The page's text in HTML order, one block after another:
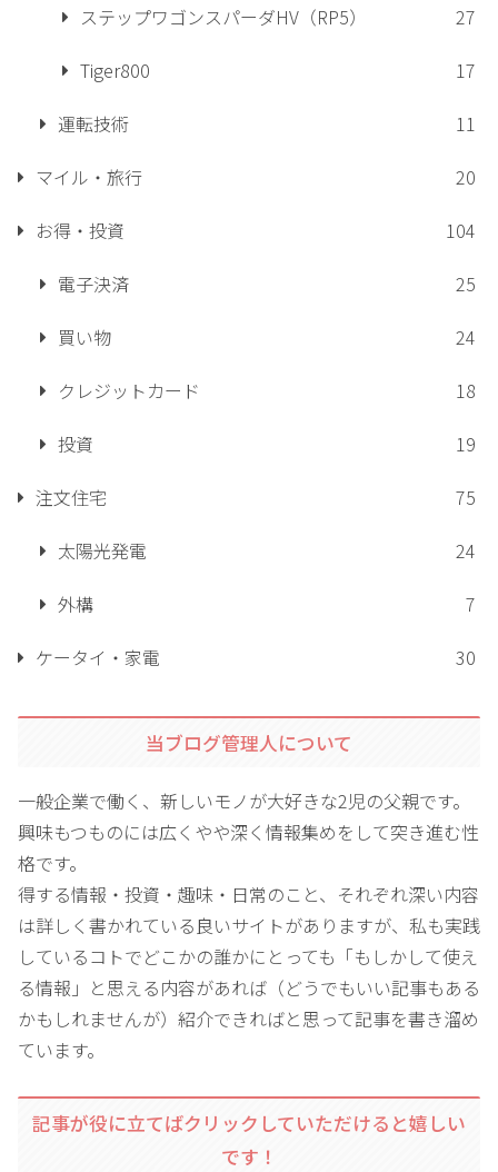
ステップワゴンスパーダHV（RP5）
27
Tiger800
17
運転技術
11
マイル・旅行
20
お得・投資
104
電子決済
25
買い物
24
クレジットカード
18
投資
19
注文住宅
75
太陽光発電
24
外構
7
ケータイ・家電
30
当ブログ管理人について
一般企業で働く、新しいモノが大好きな2児の父親です。
興味もつものには広くやや深く情報集めをして突き進む性
格です。
得する情報・投資・趣味・日常のこと、それぞれ深い内容
は詳しく書かれている良いサイトがありますが、私も実践
しているコトでどこかの誰かにとっても「もしかして使え
る情報」と思える内容があれば（どうでもいい記事もある
かもしれませんが）紹介できればと思って記事を書き溜め
ています。
記事が役に立てばクリックしていただけると嬉しい
です！